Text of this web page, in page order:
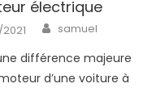
électrique
Author
samuel
différence majeure
d’une voiture à